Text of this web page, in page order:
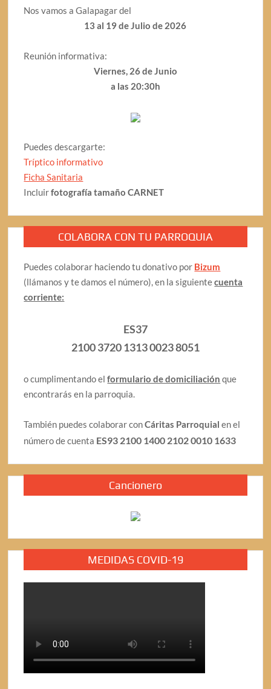
Nos vamos a Galapagar del
13 al 19 de Julio de 2026
Reunión informativa:
Viernes, 26 de Junio
a las 20:30h
Puedes descargarte:
Tríptico informativo
Ficha Sanitaria
Incluirfotografía tamaño CARNET
COLABORA CON TU PARROQUIA
Puedes colaborar haciendo tu donativo por Bizum
(llámanos y te damos el número), en la siguientecuenta
corriente:
ES37
2100 3720 1313 0023 8051
o cumplimentando elformulario de domiciliación que
encontrarás en la parroquia.
También puedes colaborar conCáritas Parroquial en el
número de cuenta ES93 2100 1400 2102 0010 1633
Cancionero
MEDIDAS COVID-19